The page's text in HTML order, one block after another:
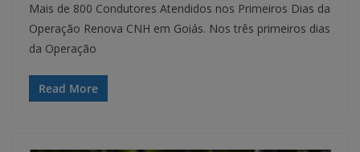
Mais de 800 Condutores Atendidos nos Primeiros Dias da
Operação Renova CNH em Goiás. Nos três primeiros dias
da Operação
Read More